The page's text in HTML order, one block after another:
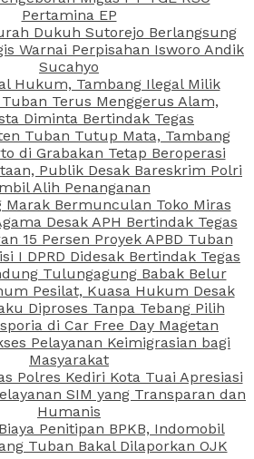
Pertamina EP
Dukuh Sutorejo Berlangsung
Warnai Perpisahan Isworo Andik
Sucahyo
Hukum, Tambang Ilegal Milik
Terus Menggerus Alam,
Diminta Bertindak Tegas
Tuban Tutup Mata, Tambang
di Grabakan Tetap Beroperasi
Publik Desak Bareskrim Polri
Alih Penanganan
Marak Bermunculan Toko Miras
Desak APH Bertindak Tegas
15 Persen Proyek APBD Tuban
I DPRD Didesak Bertindak Tegas
Tulungagung Babak Belur
Pesilat, Kuasa Hukum Desak
Diproses Tanpa Tebang Pilih
di Car Free Day Magetan
Pelayanan Keimigrasian bagi
Masyarakat
Polres Kediri Kota Tuai Apresiasi
SIM yang Transparan dan
Humanis
Penitipan BPKB, Indomobil
Tuban Bakal Dilaporkan OJK